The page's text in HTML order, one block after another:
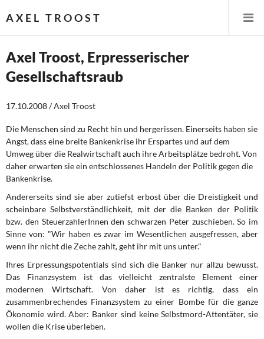
AXEL TROOST
Startseite
Themen
Leitlinien linker Wirtschafts- und Finanzpolitik
Wirtschaftspolitik
Öffentliche Infrastruktur und Daseinsvorsorge
Eurokrise und Griechenland
DIE LINKE
Weitere Themen
Memo-Gruppe
Axel Troost, Erpresserischer
Gesellschaftsraub
17.10.2008 / Axel Troost
Die Menschen sind zu Recht hin und hergerissen. Einerseits haben sie
Angst, dass eine breite Bankenkrise ihr Erspartes und auf dem
Umweg über die Realwirtschaft auch ihre Arbeitsplätze bedroht. Von
daher erwarten sie ein entschlossenes Handeln der Politik ge­gen die
Bankenkrise.
Andererseits sind sie aber zutiefst erbost über die Dreistigkeit und
scheinbare Selbstver­ständlichkeit, mit der die Banken der Politik
bzw. den SteuerzahlerInnen den schwarzen Peter zuschieben. So im
Sinne von: "Wir haben es zwar im Wesentlichen ausgefressen, aber
wenn ihr nicht die Zeche zahlt, geht ihr mit uns unter."
Ihres Erpressungspotentials sind sich die Banker nur allzu bewusst.
Das Finanzsystem ist das vielleicht zentralste Element einer
modernen Wirtschaft. Von daher ist es richtig, dass ein
zusammenbrechendes Finanzsystem zu einer Bombe für die ganze
Ökonomie wird. Aber: Banker sind keine Selbstmord-Attentäter, sie
wollen die Krise überleben.